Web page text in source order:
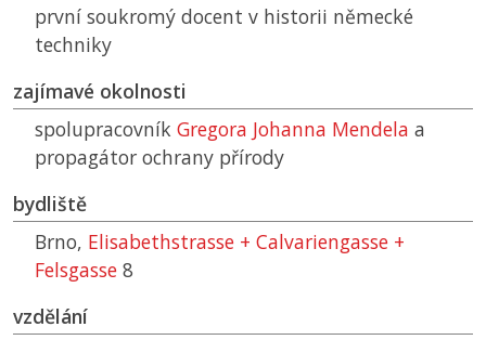
první soukromý docent v historii německé
techniky
zajímavé okolnosti
spolupracovník Gregora Johanna Mendela a
propagátor ochrany přírody
bydliště
Brno, Elisabethstrasse + Calvariengasse +
Felsgasse 8
vzdělání